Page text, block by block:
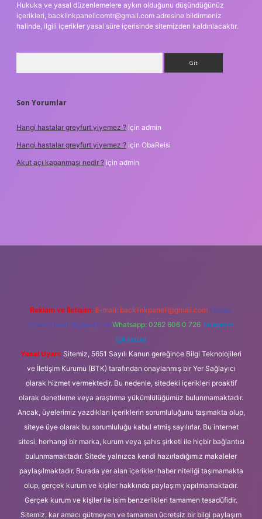
Hukuka ve yasal düzenlemelere aykırı olduğunu düşündüğünüz
içerikleri, backlinkpanelicomtr@gmail.com adresine bildirmeniz
halinde, ilgili içerikler yasal süre içerisinde sitemizden kaldırılacaktır.
Son Yorumlar
Hangi hastalar greyfurt yiyemez ? için admin
Hangi hastalar greyfurt yiyemez ? için ObaReisi
Akut açı kapanması nedir ? için admin
Reklam ve İletişim: E-mail: backlinkpaneli@gmail.com Teams:
forumhizmeti@gmail.com Whatsapp: 0262 606 0 726 Telegram:
@karabul
Yasal Uyarı: Sitemiz, 5651 Sayılı Kanun gereğince Bilgi Teknolojileri
ve İletişim Kurumu (BTK) tarafından onaylanmış bir Yer Sağlayıcı
olarak hizmet vermektedir. Bu nedenle, sitedeki içerikleri proaktif
olarak denetleme veya araştırma yükümlülüğümüz bulunmamaktadır.
Ancak, üyelerimiz yazdıkları içeriklerin sorumluluğunu taşımakta olup,
siteye üye olarak bu sorumluluğu kabul etmiş sayılırlar. Bu internet
sitesi, herhangi bir marka, kurum veya şahıs şirketi ile hiçbir bağlantısı
bulunmamaktadır. Sitede yalnızca kendi hazırladığımız makaleler
paylaşılmaktadır. Burada yer alan içerikler haber niteliği taşımamakta
olup, gerçek kurum ve kişiler hakkında paylaşım yapılmamaktadır.
Gerçek kurum ve kişiler ile isim benzerlikleri tamamen tesadüfidir.
Sitemiz, kar amacı gütmeyen ve tamamen ücretsiz bir bilgi paylaşım